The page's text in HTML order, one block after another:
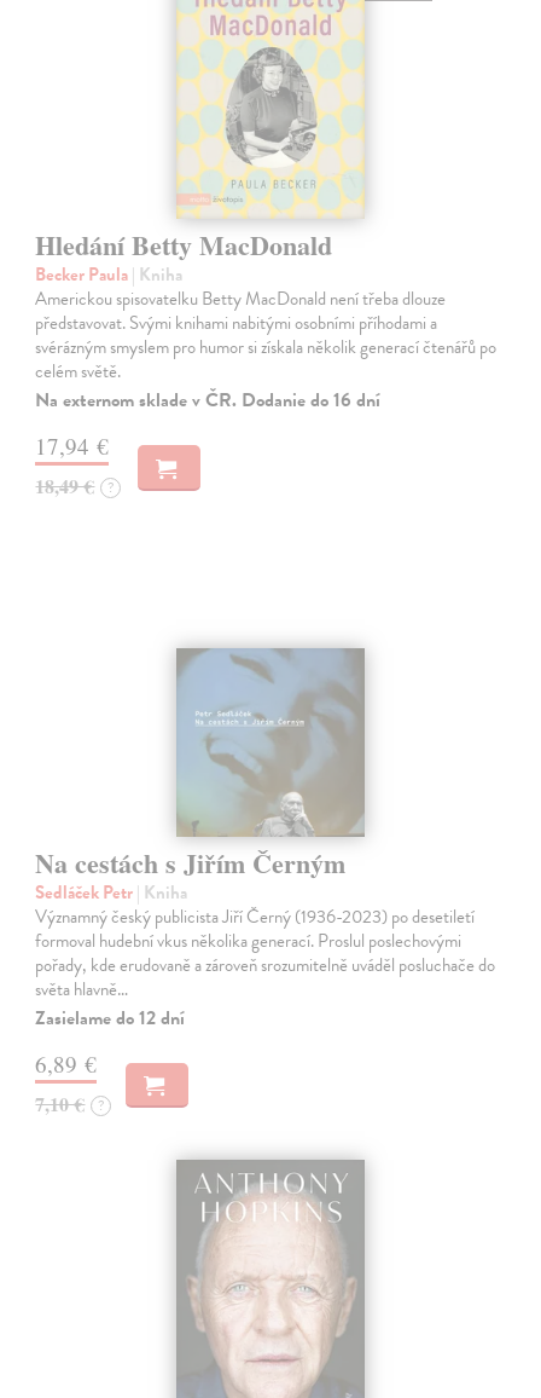
Hledání Betty MacDonald
Becker Paula| Kniha
Americkou spisovatelku Betty MacDonald není třeba dlouze
představovat. Svými knihami nabitými osobními příhodami a
svérázným smyslem pro humor si získala několik generací čtenářů po
celém světě.
Na externom sklade v ČR. Dodanie do 16 dní
17,94 €
18,49 € ?
Na cestách s Jiřím Černým
Sedláček Petr| Kniha
Významný český publicista Jiří Černý (1936-2023) po desetiletí
formoval hudební vkus několika generací. Proslul poslechovými
pořady, kde erudovaně a zároveň srozumitelně uváděl posluchače do
světa hlavně…
Zasielame do 12 dní
6,89 €
7,10 € ?